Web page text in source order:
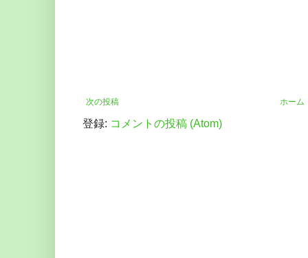
次の投稿 ホーム
登録: コメントの投稿 (Atom)